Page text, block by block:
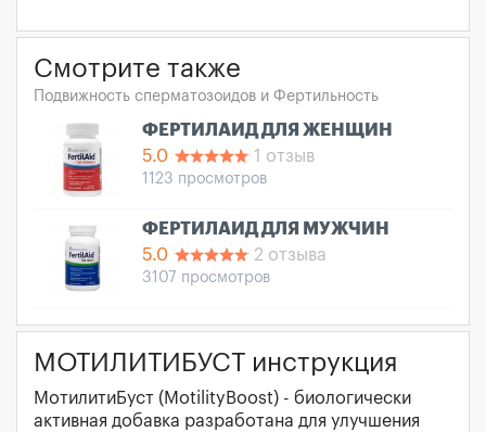
Смотрите также
Подвижность сперматозоидов и Фертильность
ФЕРТИЛАИД ДЛЯ ЖЕНЩИН
5.0
1 отзыв
1123 просмотров
ФЕРТИЛАИД ДЛЯ МУЖЧИН
5.0
2 отзыва
3107 просмотров
МОТИЛИТИБУСТ инструкция
МотилитиБуст (MotilityBoost) - биологически
активная добавка разработана для улучшения